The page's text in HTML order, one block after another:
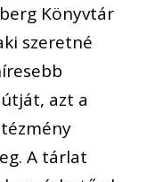
Könyvtár
szeretné
azt a
A tárlat